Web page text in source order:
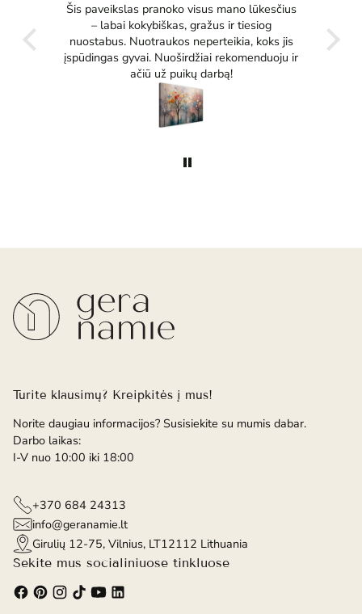
Šis paveikslas pranoko visus mano lūkesčius
– labai kokybiškas, gražus ir tiesiog
nuostabus. Nuotraukos neperteikia, koks jis
įspūdingas gyvai. Nuoširdžiai rekomenduoju ir
ačiū už puikų darbą!
Turite klausimų? Kreipkitės į mus!
Norite daugiau informacijos? Susisiekite su mumis dabar.
Darbo laikas:
I-V nuo 10:00 iki 18:00
+370 684 24313
info@geranamie.lt
Girulių 12-75, Vilnius, LT12112 Lithuania
Sekite mus socialiniuose tinkluose